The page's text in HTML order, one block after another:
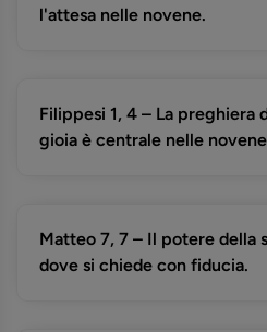
l'attesa nelle novene.
Filippesi 1, 4 – La preghiera
gioia è centrale nelle
Matteo 7, 7 – Il potere della
dove si chiede con fiducia.